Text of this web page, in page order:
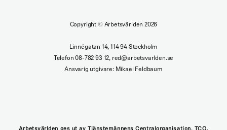
Copyright ©Arbetsvärlden 2026
Linnégatan 14, 114 94 Stockholm
Telefon 08-782 93 12, red@arbetsvarlden.se
Ansvarig utgivare: Mikael Feldbaum